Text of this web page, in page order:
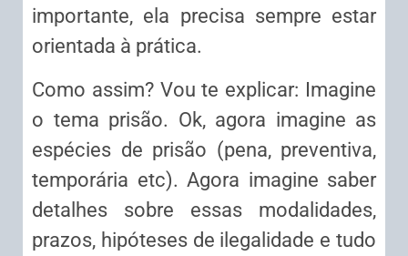
importante, ela precisa sempre estar
orientada à prática.
Como assim? Vou te explicar: Imagine
o tema prisão. Ok, agora imagine as
espécies de prisão (pena, preventiva,
temporária etc). Agora imagine saber
detalhes sobre essas modalidades,
prazos, hipóteses de ilegalidade e tudo